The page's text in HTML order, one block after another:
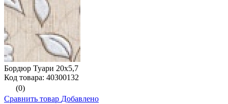
Бордюр Туари 20х5,7
Код товара: 40300132
(0)
Сравнить товар Добавлено